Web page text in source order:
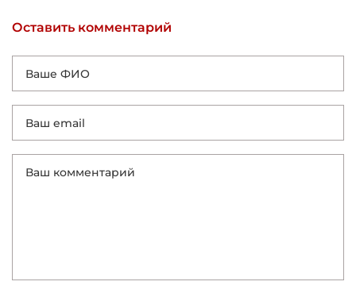
Оставить комментарий